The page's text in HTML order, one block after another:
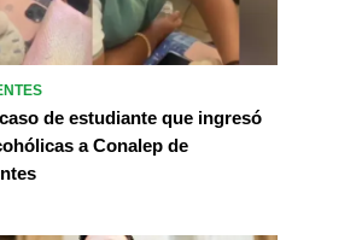
de estudiante que ingresó
a Conalep de